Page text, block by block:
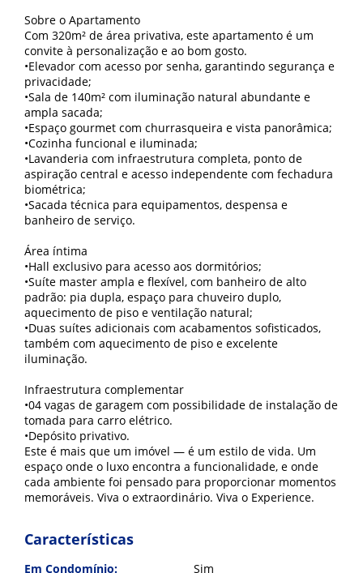
Sobre o Apartamento
Com 320m² de área privativa, este apartamento é um
convite à personalização e ao bom gosto.
•Elevador com acesso por senha, garantindo segurança e
privacidade;
•Sala de 140m² com iluminação natural abundante e
ampla sacada;
•Espaço gourmet com churrasqueira e vista panorâmica;
•Cozinha funcional e iluminada;
•Lavanderia com infraestrutura completa, ponto de
aspiração central e acesso independente com fechadura
biométrica;
•Sacada técnica para equipamentos, despensa e
banheiro de serviço.
Área íntima
•Hall exclusivo para acesso aos dormitórios;
•Suíte master ampla e flexível, com banheiro de alto
padrão: pia dupla, espaço para chuveiro duplo,
aquecimento de piso e ventilação natural;
•Duas suítes adicionais com acabamentos sofisticados,
também com aquecimento de piso e excelente
iluminação.
Infraestrutura complementar
•04 vagas de garagem com possibilidade de instalação de
tomada para carro elétrico.
•Depósito privativo.
Este é mais que um imóvel — é um estilo de vida. Um
espaço onde o luxo encontra a funcionalidade, e onde
cada ambiente foi pensado para proporcionar momentos
memoráveis. Viva o extraordinário. Viva o Experience.
Características
Em Condomínio: Sim